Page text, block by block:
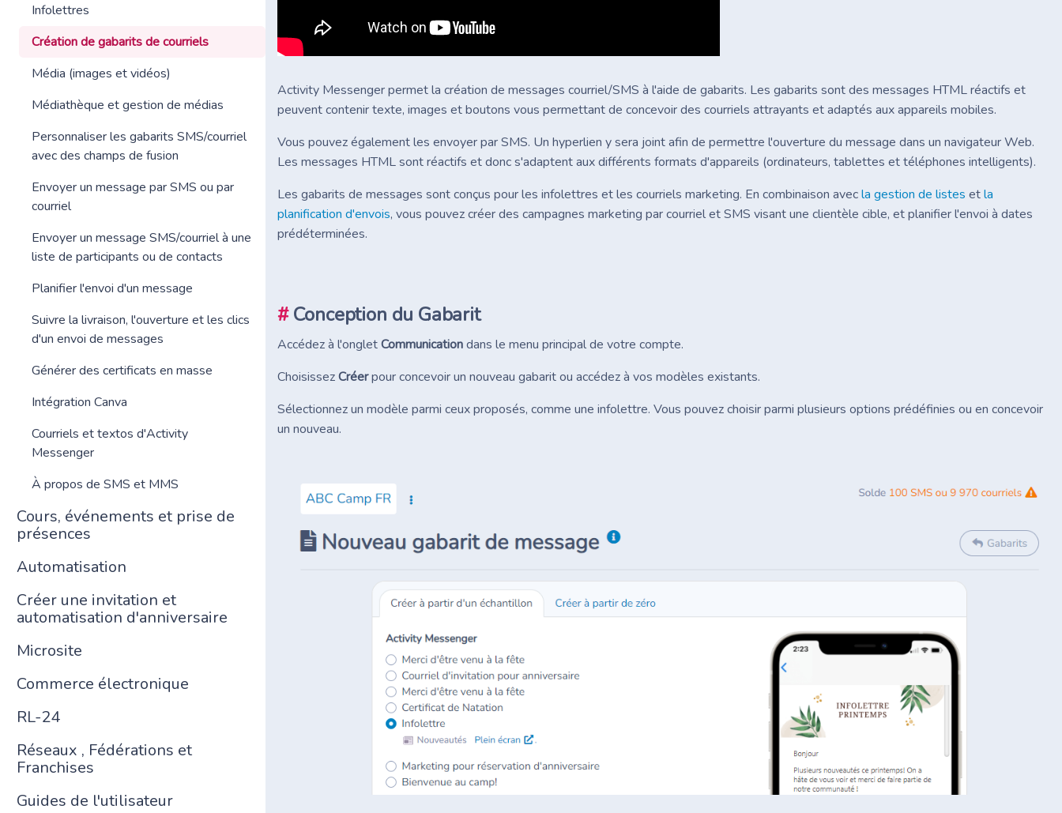
Infolettres
Création de gabarits de courriels
Média (images et vidéos)
Médiathèque et gestion de médias
Personnaliser les gabarits SMS/courriel
avec des champs de fusion
Envoyer un message par SMS ou par
courriel
Envoyer un message SMS/courriel à une
liste de participants ou de contacts
Planifier l'envoi d'un message
Suivre la livraison, l'ouverture et les clics
d'un envoi de messages
Générer des certificats en masse
Intégration Canva
Courriels et textos d'Activity
Messenger
À propos de SMS et MMS
Cours, événements et prise de
présences
Automatisation
Créer une invitation et
automatisation d'anniversaire
Microsite
Commerce électronique
RL-24
Réseaux , Fédérations et
Franchises
Guides de l'utilisateur
Activity Messenger permet la création de messages courriel/SMS à l'aide de gabarits. Les gabarits sont des messages HTML réactifs et
peuvent contenir texte, images et boutons vous permettant de concevoir des courriels attrayants et adaptés aux appareils mobiles.
Vous pouvez également les envoyer par SMS. Un hyperlien y sera joint afin de permettre l'ouverture du message dans un navigateur Web.
Les messages HTML sont réactifs et donc s'adaptent aux différents formats d'appareils (ordinateurs, tablettes et téléphones intelligents).
Les gabarits de messages sont conçus pour les infolettres et les courriels marketing. En combinaison avecla gestion de listes etla
planification d'envois, vous pouvez créer des campagnes marketing par courriel et SMS visant une clientèle cible, et planifier l'envoi à dates
prédéterminées.
#Conception du Gabarit
Accédez à l'ongletCommunicationdans le menu principal de votre compte.
ChoisissezCréerpour concevoir un nouveau gabarit ou accédez à vos modèles existants.
Sélectionnez un modèle parmi ceux proposés, comme une infolettre. Vous pouvez choisir parmi plusieurs options prédéfinies ou en concevoir
un nouveau.